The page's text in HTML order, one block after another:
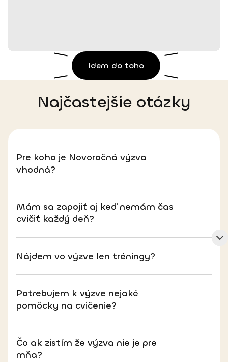
Idem do toho
Najčastejšie otázky
Pre koho je Novoročná výzva
vhodná?
Mám sa zapojiť aj keď nemám čas
cvičiť každý deň?
Nájdem vo výzve len tréningy?
Potrebujem k výzve nejaké
pomôcky na cvičenie?
Čo ak zistím že výzva nie je pre
mňa?